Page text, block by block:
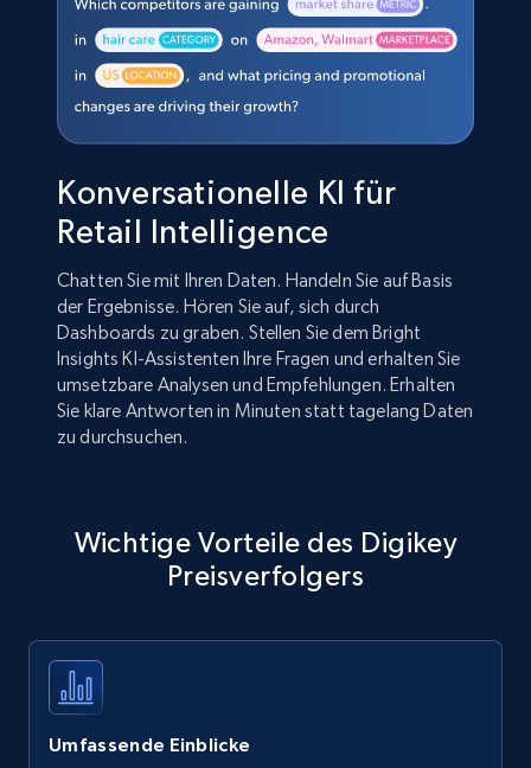
Konversationelle KI für
Retail Intelligence
Chatten Sie mit Ihren Daten. Handeln Sie auf Basis
der Ergebnisse. Hören Sie auf, sich durch
Dashboards zu graben. Stellen Sie dem Bright
Insights KI-Assistenten Ihre Fragen und erhalten Sie
umsetzbare Analysen und Empfehlungen. Erhalten
Sie klare Antworten in Minuten statt tagelang Daten
zu durchsuchen.
Wichtige Vorteile des Digikey
Preisverfolgers
Umfassende Einblicke